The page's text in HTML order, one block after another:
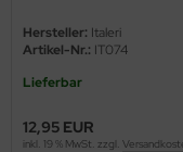
Hersteller: Italeri
Artikel-Nr.: IT074
Lieferbar
12,95 EUR
inkl. 19 % MwSt. zzgl.
Hawk Model